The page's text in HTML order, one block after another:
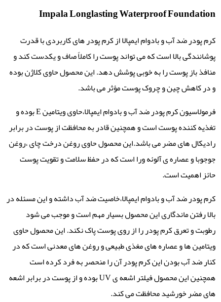
Impala Longlasting Waterproof Foundation
کرم پودر ضد آب و بادوام ایمپالا از کرم پودر های کاربردی با قدرت
پوشانندگی بالا است که می تواند پوست را کاملاً صاف و یکدست کند و
منافذ باز پوست را به خوبی پوشش دهد. این محصول حاوی کلاژن بوده
و در کاهش چین و چروک پوست مؤثر می باشد.
فرمولاسیون کرم پودر ضد آب و بادوام ایمپالا،حاوی ویتامین E بوده و
تغذیه کننده پوست است و همچنین قادر به محافظت از پوست در برابر
رادیکال های مضر می باشد.این محصول حاوی روغن درخت چای ،روغن
جوجوبا و عصاره ی آلوئه ورا است که در حفظ سلامت و تقویت پوست
حائز اهمیت است.
کرم پودر ضد آب و بادوام ایمپالا،خاصیت ضد آب داشته و این مسئله در
بالا رفتن ماندگاری این محصول بسیار مهم است و موجب می شود
رطوبت و تعرق کرم پودر را از روی پوست پاک نکند. این محصول حاوی
ویتامین ها و عصاره های مغذی طبیعی و روغن های معدنی است که در
کنار ضد آب بودن این کرم پودر آن را منحصر به فرد کرده است
همچنین این محصول فیلتر اشعه ی UV بوده و از پوست در برابر اشعه
های مضر خورشید محافظت می کند.